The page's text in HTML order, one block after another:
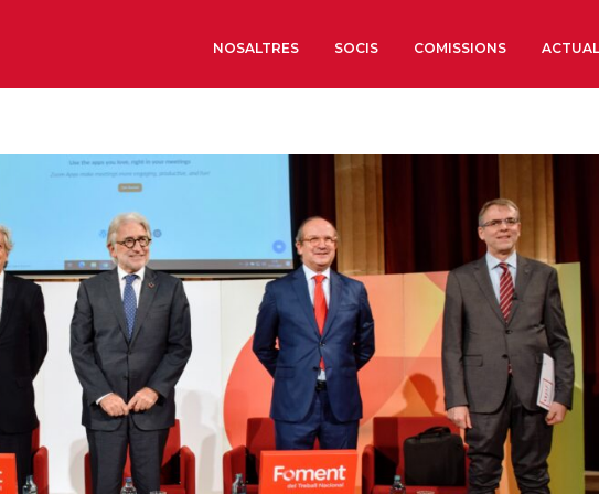
NOSALTRES
Òrgans Consultius
Estructura Executiva
Institut d’Estudis
Societat Barcelonesa
Econòmics i Socials
Organitzacions
Organitzacions
Coneix més
SOCIS COMISSIONS